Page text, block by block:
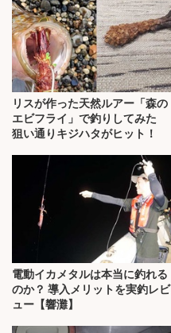
リスが作った天然ルアー「森の
エビフライ」で釣りしてみた
狙い通りキジハタがヒット！
電動イカメタルは本当に釣れる
のか？ 導入メリットを実釣レビ
ュー【響灘】